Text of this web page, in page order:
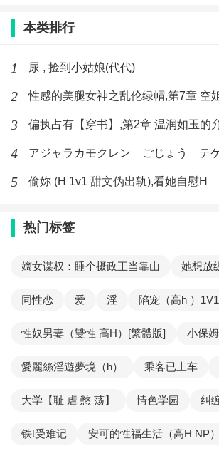
本类排行
1 尿 , 捡到小姑娘(代代)
2
3 偏执占有【穿书】,第2章 温润如玉的
4
5 偷妳 (H 1v1 甜文伪出轨),看她自慰H
热门标签
嫡女谋权：睡个摄政王当靠山 她想放
同性恋 爱 淫 陷宠（高h ）1V1
性奴男妻（雙性 高H）[繁體版] 小保
愛麗絲淫遊夢境（h） 乘客已上车
大学【耻 虐 憋 荡】 情色学园 纠
铁t受难记 安可的性福生活（高H NP）